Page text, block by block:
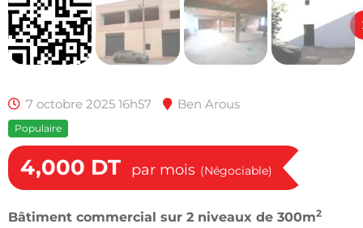
7 octobre 2025 16h57 Ben Arous
Populaire
4,000 DT par mois (Négociable)
Bâtiment commercial sur 2 niveaux de 300m2